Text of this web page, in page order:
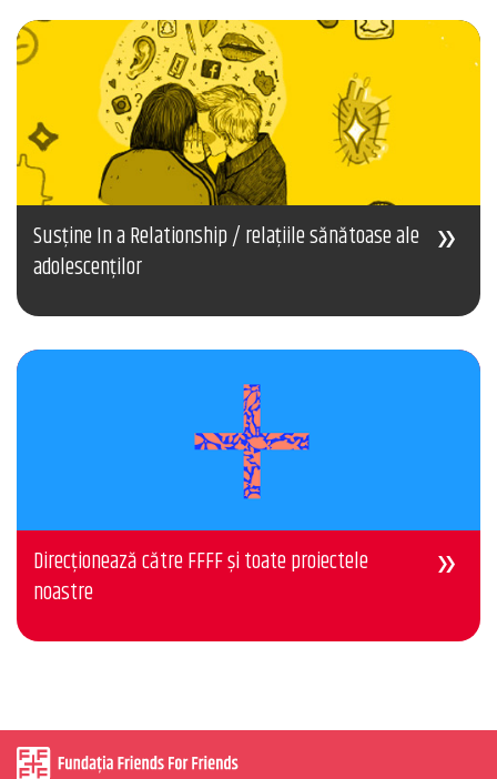
Susține In a Relationship / relațiile sănătoase ale
adolescenților
Direcționează către FFFF și toate proiectele
noastre